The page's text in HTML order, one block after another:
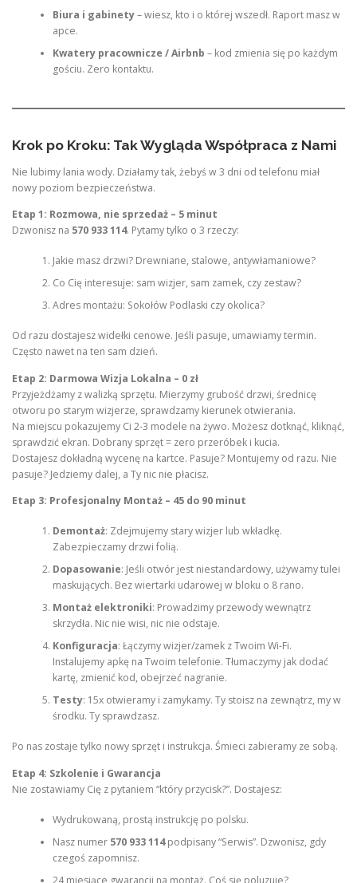
Biura i gabinety– wiesz, kto i o której wszedł. Raport masz w
apce.
Kwatery pracownicze / Airbnb – kod zmienia się po każdym
gościu. Zero kontaktu.
Krok po Kroku: Tak Wygląda Współpraca z Nami
Nie lubimy lania wody. Działamy tak, żebyś w 3 dni od telefonu miał
nowy poziom bezpieczeństwa.
Etap 1: Rozmowa, nie sprzedaż – 5 minut
Dzwonisz na 570 933 114. Pytamy tylko o 3 rzeczy:
Jakie masz drzwi? Drewniane, stalowe, antywłamaniowe?
Co Cię interesuje: sam wizjer, sam zamek, czy zestaw?
Adres montażu: Sokołów Podlaski czy okolica?
Od razu dostajesz widełki cenowe. Jeśli pasuje, umawiamy termin.
Często nawet na ten sam dzień.
Etap 2: Darmowa Wizja Lokalna – 0 zł
Przyjeżdżamy z walizką sprzętu. Mierzymy grubość drzwi, średnicę
otworu po starym wizjerze, sprawdzamy kierunek otwierania.
Na miejscu pokazujemy Ci 2-3 modele na żywo. Możesz dotknąć, kliknąć,
sprawdzić ekran. Dobrany sprzęt = zero przeróbek i kucia.
Dostajesz dokładną wycenę na kartce. Pasuje? Montujemy od razu. Nie
pasuje? Jedziemy dalej, a Ty nic nie płacisz.
Etap 3: Profesjonalny Montaż – 45 do 90 minut
Demontaż: Zdejmujemy stary wizjer lub wkładkę.
Zabezpieczamy drzwi folią.
Dopasowanie: Jeśli otwór jest niestandardowy, używamy tulei
maskujących. Bez wiertarki udarowej w bloku o 8 rano.
Montaż elektroniki: Prowadzimy przewody wewnątrz
skrzydła. Nic nie wisi, nic nie odstaje.
Konfiguracja: Łączymy wizjer/zamek z Twoim Wi-Fi.
Instalujemy apkę na Twoim telefonie. Tłumaczymy jak dodać
kartę, zmienić kod, obejrzeć nagranie.
Testy: 15x otwieramy i zamykamy. Ty stoisz na zewnątrz, my w
środku. Ty sprawdzasz.
Po nas zostaje tylko nowy sprzęt i instrukcja. Śmieci zabieramy ze sobą.
Etap 4: Szkolenie i Gwarancja
Nie zostawiamy Cię z pytaniem “który przycisk?”. Dostajesz:
Wydrukowaną, prostą instrukcję po polsku.
Nasz numer 570 933 114podpisany “Serwis”. Dzwonisz, gdy
czegoś zapomnisz.
24 miesiące gwarancji na montaż. Coś się poluzuje?